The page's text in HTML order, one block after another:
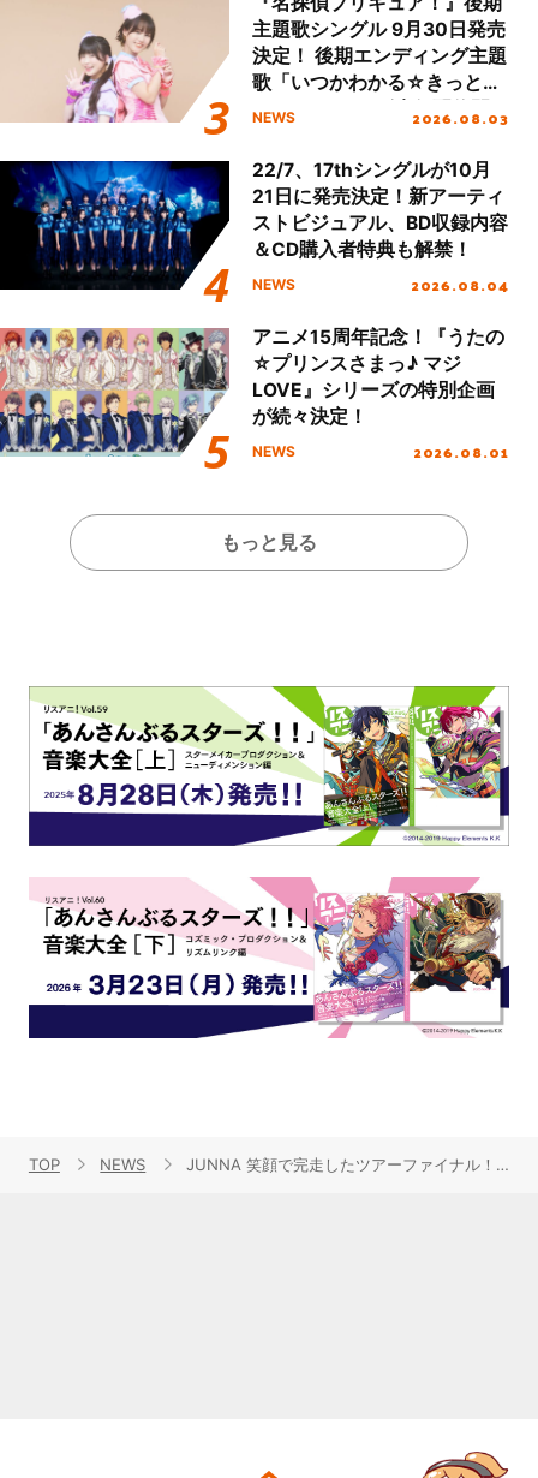
主題歌シングル 9月30日発売
決定！ 後期エンディング主題
歌「いつかわかる☆きっとあ
える」TVサイズ先行配信開
NEWS 2026.08.03
22/7、17thシングルが10月
21日に発売決定！新アーティ
ストビジュアル、BD収録内容
＆CD購入者特典も解禁！
NEWS 2026.08.04
アニメ15周年記念！『うたの
☆プリンスさまっ♪ マジ
LOVE』シリーズの特別企画
が続々決定！
NEWS 2026.08.01
もっと見る
TOP NEWS JUNNA 笑顔で完走したツアーファイナル！5周年ライブ&自身初となるホールツアー開催も発表！1月20日 Zepp DiverCity（TOKYO）オフィシャルライブレポートが到着！